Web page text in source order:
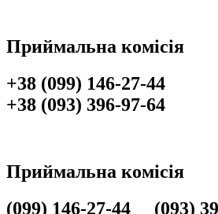
Приймальна комісія
+38 (099) 146-27-44
+38 (093) 396-97-64
Приймальна комісія
(099) 146-27-44 (093)